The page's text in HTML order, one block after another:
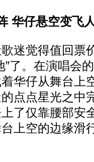
华仔悬空变飞
觉得值回票
”了。在演唱会
华仔从舞台上
点点星光之中
了仅靠腰部安
上空的边缘滑